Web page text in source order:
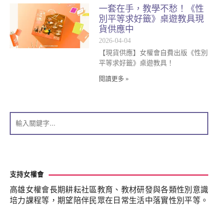
支持女權會
高雄女權會長期耕耘社區教育、教材研發與各類性別意識
培力課程等，期望陪伴民眾在日常生活中落實性別平等。
一套在手，教學不愁！《性
別平等求好籤》桌遊教具現
貨供應中
2026-04-04
【現貨供應】女權會自費出版《性別
平等求好籤》桌遊教具！
閱讀更多 »